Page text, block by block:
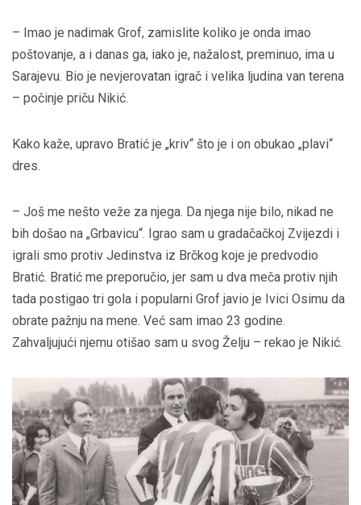
– Imao je nadimak Grof, zamislite koliko je onda imao
poštovanje, a i danas ga, iako je, nažalost, preminuo, ima u
Sarajevu. Bio je nevjerovatan igrač i velika ljudina van terena
– počinje priču Nikić.
Kako kaže, upravo Bratić je „kriv“ ­što je i on obukao „plavi“
dres.
– Još me nešto veže za njega. Da njega nije bilo, nikad ne
bih došao na „Grbavicu“. Igrao sam u gradačačkoj Zvijezdi i
igrali smo protiv Jedinstva iz Brčkog koje je predvodio
Bratić. Bratić me preporučio, jer sam u dva meča protiv njih
tada postigao tri gola i popularni Grof javio je Ivici Osimu da
obrate pažnju na mene. Već sam imao 23 godine.
Zahvaljujući njemu otišao sam u svog Želju – rekao je Nikić.